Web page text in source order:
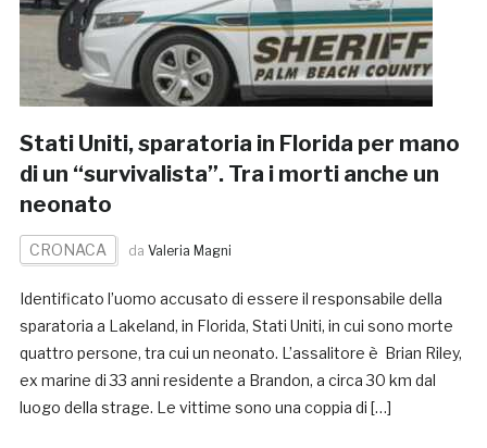
Stati Uniti, sparatoria in Florida per mano
di un “survivalista”. Tra i morti anche un
neonato
CRONACA da Valeria Magni
Identificato l’uomo accusato di essere il responsabile della
sparatoria a Lakeland, in Florida, Stati Uniti, in cui sono morte
quattro persone, tra cui un neonato. L’assalitore è Brian Riley,
ex marine di 33 anni residente a Brandon, a circa 30 km dal
luogo della strage. Le vittime sono una coppia di […]